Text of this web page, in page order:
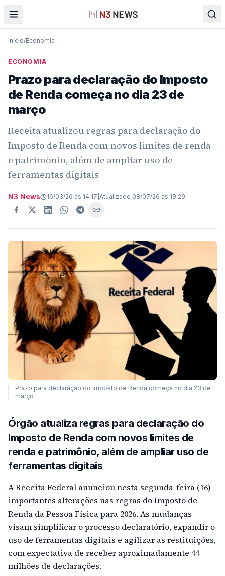
Início/Economia
ECONOMIA
Prazo para declaração do Imposto
de Renda começa no dia 23 de
março
Receita atualizou regras para declaração do
Imposto de Renda com novos limites de renda
e patrimônio, além de ampliar uso de
ferramentas digitais
N3 News 16/03/26 às 14:17 Atualizado 08/07/26 às 19:29
Prazo para declaração do Imposto de Renda começa no dia 23 de
março
Órgão atualiza regras para declaração do
Imposto de Renda com novos limites de
renda e patrimônio, além de ampliar uso de
ferramentas digitais
A Receita Federal anunciou nesta segunda-feira (16)
importantes alterações nas regras do Imposto de
Renda da Pessoa Física para 2026. As mudanças
visam simplificar o processo declaratório, expandir o
uso de ferramentas digitais e agilizar as restituições,
com expectativa de receber aproximadamente 44
milhões de declarações.